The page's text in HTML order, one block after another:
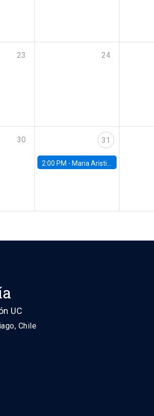
23 24
30 31
2:00 PM - Maria Aristizabal-Ramirez, FED Board
UC
Chile